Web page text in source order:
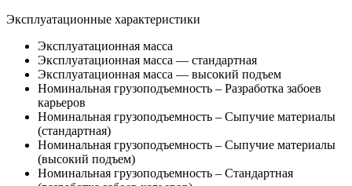
Эксплуатационные характеристики
Эксплуатационная масса
Эксплуатационная масса — стандартная
Эксплуатационная масса — высокий подъем
Номинальная грузоподъемность – Разработка забоев
карьеров
Номинальная грузоподъемность – Сыпучие материалы
(стандартная)
Номинальная грузоподъемность – Сыпучие материалы
(высокий подъем)
Номинальная грузоподъемность – Стандартная